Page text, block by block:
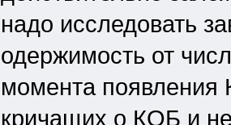
надо исследовать
одержимость от
момента появления
кричащих о КОБ и